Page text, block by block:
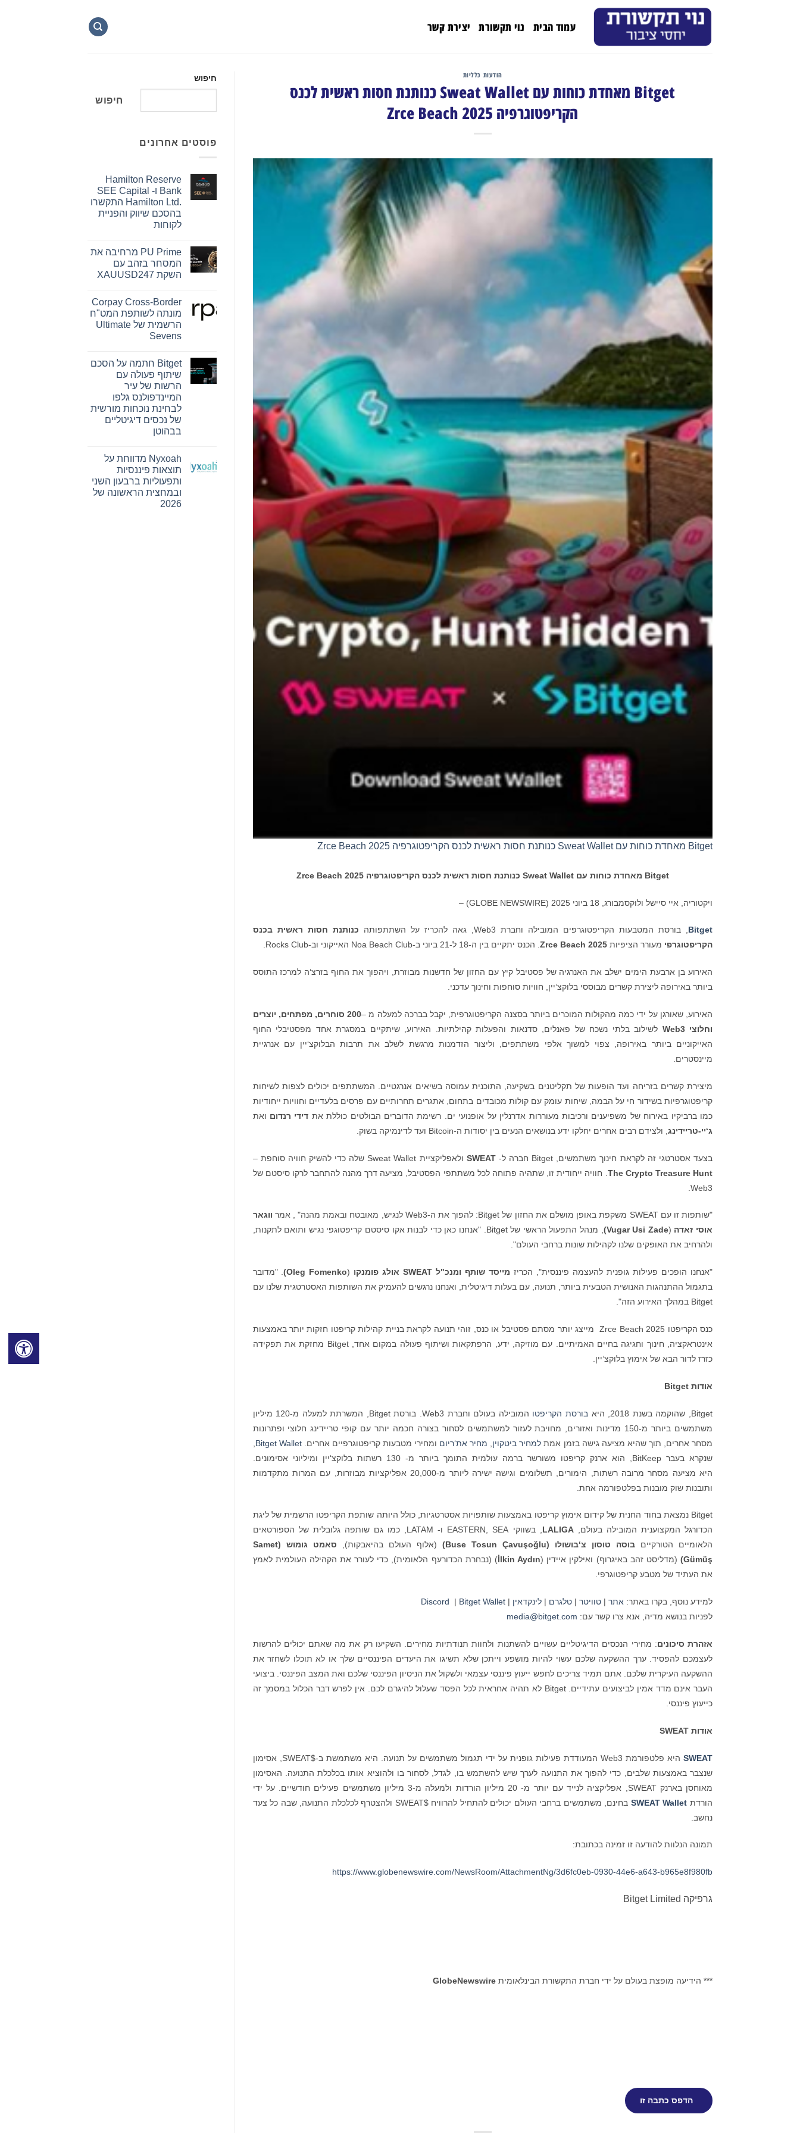
עמוד הבית נוי תקשורת יצירת קשר
הודעות כלליות
Bitget מאחדת כוחות עם Sweat Wallet כנותנת חסות ראשית לכנס
הקריפטוגרפיה Zrce Beach 2025
Bitget מאחדת כוחות עם Sweat Wallet כנותנת חסות ראשית לכנס הקריפטוגרפיה Zrce Beach 2025
Bitget מאחדת כוחות עםSweat Wallet כנותנת חסות ראשית לכנס הקריפטוגרפיהZrce Beach 2025
ויקטוריה, איי סיישל ולוקסמבורג, 18 ביוני 2025 (GLOBE NEWSWIRE) –
Bitget, בורסת המטבעות הקריפטוגרפים המובילה וחברת Web3, גאה להכריז על השתתפותה כנותנת חסות ראשית בכנס
הקריפטוגרפי מעורר הציפיות Zrce Beach 2025. הכנס יתקיים בין ה-18 ל-21 ביוני ב-Noa Beach Club האייקוני וב-Rocks Club.
האירוע בן ארבעת הימים ישלב את האנרגיה של פסטיבל קיץ עם החזון של חדשנות מבוזרת, ויהפוך את החוף בזרצ‘ה למרכז התוסס
ביותר באירופה ליצירת קשרים מבוססי בלוקצ‘יין, חוויות סוחפות וחינוך עדכני.
האירוע, שאורגן על ידי כמה מהקולות המוכרים ביותר בסצנה הקריפטוגרפית, יקבל בברכה למעלה מ –
200 סוחרים, מפתחים, יוצרים
וחלוציWeb3 לשילוב בלתי נשכח של פאנלים, סדנאות והפעלות קהילתיות. האירוע, שיתקיים במסגרת אחד מפסטיבלי החוף
האייקוניים ביותר באירופה, צפוי למשוך אלפי משתתפים, וליצור הזדמנות מרגשת לשלב את תרבות הבלוקצ‘יין עם אנרגיית
מיינסטרים.
מיצירת קשרים בזריחה ועד הופעות של תקליטנים בשקיעה, התוכנית עמוסה בשיאים אנרגטיים. המשתתפים יכולים לצפות לשיחות
קריפטוגרפיות בשידור חי על הבמה, שיחות עומק עם קולות מכובדים בתחום, אתגרים תחרותיים עם פרסים בלעדיים וחוויות ייחודיות
כמו ברביקיו באירוח של משפיענים ורכיבות מעוררות אדרנלין על אופנועי ים. רשימת הדוברים הבולטים כוללת את דידי רנדום ואת
ג‘יי-טריידינג , ולצידם רבים אחרים יחלקו ידע בנושאים הנעים בין יסודות ה-Bitcoin ועד לדינמיקה בשוק.
בצעד אסטרטגי זה לקראת חינוך משתמשים, Bitget חברה ל- SWEAT ולאפליקציית Sweat Wallet שלה כדי להשיק חוויה סוחפת –
The Crypto Treasure Hunt . חוויה ייחודית זו, שתהיה פתוחה לכל משתתפי הפסטיבל, מציעה דרך מהנה להתחבר לרקו סיסטם של
Web3.
"שותפות זו עם SWEAT משקפת באופן מושלם את החזון של Bitget: להפוך את ה-Web3 לנגיש, מאובטח ובאמת מהנה" , אמר
ווגאר
אוסי זאדה (
Vugar Usi Zade
)
, מנהל התפעול הראשי של Bitget. "אנחנו כאן כדי לבנות אקו סיסטם קריפטוגפי נגיש ותואם לתקנות,
ולהרחיב את האופקים שלנו לקהילות שונות ברחבי העולם".
"אנחנו הופכים פעילות גופנית להעצמה פיננסית", הכריז מייסד שותף ומנכ"ל SWEAT אולג פומנקו (
Oleg Fomenko
). "מדובר
בתגמול ההתנהגות האנושית הטבעית ביותר, תנועה, עם בעלות דיגיטלית, ואנחנו נרגשים להעמיק את השותפות האסטרטגית שלנו עם
Bitget במהלך האירוע הזה".
כנס הקריפטו Zrce Beach 2025 מייצג יותר מסתם פסטיבל או כנס, זוהי תנועה לקראת בניית קהילות קריפטו חזקות יותר באמצעות
אינטראקציה, חינוך וחגיגה בחיים האמיתיים. עם מוזיקה, ידע, הרפתקאות ושיתוף פעולה במקום אחד, Bitget מחזקת את תפקידה
כזרז לדור הבא של אימוץ בלוקצ‘יין.
אודות Bitget
Bitget, שהוקמה בשנת 2018, היא בורסת הקריפטו
המובילה בעולם וחברת Web3. בורסת Bitget, המשרתת למעלה מ-120 מיליון
משתמשים ביותר מ-150 מדינות ואזורים, מחויבת לעזור למשתמשים לסחור בצורה חכמה יותר עם קופי טריידינג חלוצי ופתרונות
מסחר אחרים, תוך שהיא מציעה גישה בזמן אמת למחיר ביטקוין מחיר את‘ריום ומחירי מטבעות קריפטוגרפיים אחרים.Bitget Wallet
שנקרא בעבר BitKeep, הוא ארנק קריפטו משורשר ברמה עולמית התומך ביותר מ- 130 רשתות בלוקצ‘יין ומיליוני אסימונים.
היא מציעה מסחר מרובה רשתות, הימורים, תשלומים וגישה ישירה ליותר מ-20,000 אפליקציות מבוזרות, עם המרות מתקדמות
ותובנות שוק מובנות בפלטפורמה אחת.
Bitget נמצאת בחוד החנית של קידום אימוץ קריפטו באמצעות שותפויות אסטרטגיות, כולל היותה שותפת הקריפטו הרשמית של ליגת
הכדורגל המקצוענית המובילה בעולם,LALIGA
, בשווקי EASTERN, SEA ו- LATAM, כמו גם שותפה גלובלית של הספורטאים
הלאומיים הטורקייםבוסה טוסון צ‘בושולו ( Buse Tosun Çavuşoğlu
) (אלוף העולם בהיאבקות), סאמט גומוש (Samet
Gümüş
) (מדליסט זהב באיגרוף) ואילקין איידין ( İlkin Aydın ) (נבחרת הכדורעף הלאומית), כדי לעורר את הקהילה העולמית לאמץ
את העתיד של מטבע קריפטוגרפי.
למידע נוסף, בקרו באתר: אתר | טוויטר | טלגרם | לינקדאין |
Discord | Bitget Wallet
לפניות בנושא מדיה, אנא צרו קשר עם: media@bitget.com
אזהרת סיכונים: מחירי הנכסים הדיגיטליים עשויים להשתנות ולחוות תנודתיות מחירים. השקיעו רק את מה שאתם יכולים להרשות
לעצמכם להפסיד. ערך ההשקעה שלכם עשוי להיות מושפע וייתכן שלא תשיגו את היעדים הפיננסיים שלך או לא תוכלו לשחזר את
ההשקעה העיקרית שלכם. אתם תמיד צריכים לחפש ייעוץ פיננסי עצמאי ולשקול את הניסיון הפיננסי שלכם ואת המצב הפיננסי. ביצועי
העבר אינם מדד אמין לביצועים עתידיים. Bitget לא תהיה אחראית לכל הפסד שעלול להיגרם לכם. אין לפרש דבר הכלול במסמך זה
כייעוץ פיננסי.
אודות SWEAT
SWEAT
היא פלטפורמת Web3 המעודדת פעילות גופנית על ידי תגמול משתמשים על תנועה. היא משתמשת ב-$SWEAT, אסימון
שנצבר באמצעות שלבים, כדי להפוך את התנועה לערך שיש להשתמש בו, לגדל, לסחור בו ולהוציא אותו בכלכלת התנועה. האסימון
מאוחסן בארנק SWEAT, אפליקציה לנייד עם יותר מ- 20 מיליון הורדות ולמעלה מ-3 מיליון משתמשים פעילים חודשיים. על ידי
הורדת SWEAT Wallet
בחינם, משתמשים ברחבי העולם יכולים להתחיל להרוויח $SWEAT ולהצטרף לכלכלת התנועה, שבה כל צעד
נחשב.
תמונה הנלוות להודעה זו זמינה בכתובת:
https://www.globenewswire.com/NewsRoom/AttachmentNg/3d6fc0eb-0930-44e6-a643-b965e8f980fb
גרפיקה Bitget Limited
*** הידיעה מופצת בעולם על ידי חברת התקשורת הבינלאומית GlobeNewswire
הדפס כתבה זו
חיפוש
חיפוש
פוסטים אחרונים
Hamilton Reserve
Bank ו- SEE Capital
Hamilton Ltd.‎ התקשרו
בהסכם שיווק והפניית
לקוחות
על
Hamilton
Reserve
Bank
Capital
Hamilton
Ltd.‎
התקשרו
בהסכם
שיווק
PU Prime מרחיבה את
המסחר בזהב עם
השקת XAUUSD247
על
PU
Prime
מרחיבה
את
המסחר
השקת
XAUUSD247
Corpay Cross-Border
מונתה לשותפת המט"ח
הרשמית של Ultimate
Sevens
על
Corpay
Cross-
Border
מונתה
לשותפת
המט"ח
הרשמית
של
Ultimate
Bitget חתמה על הסכם
שיתוף פעולה עם
הרשות של עיר
המיינדפולנס גלפו
לבחינת נוכחות מורשית
של נכסים דיגיטליים
בבהוטן
על
Bitget
חתמה
על
הסכם
שיתוף
פעולה
Nyxoah מדווחת על
תוצאות פיננסיות
ותפעוליות ברבעון השני
ובמחצית הראשונה של
2026